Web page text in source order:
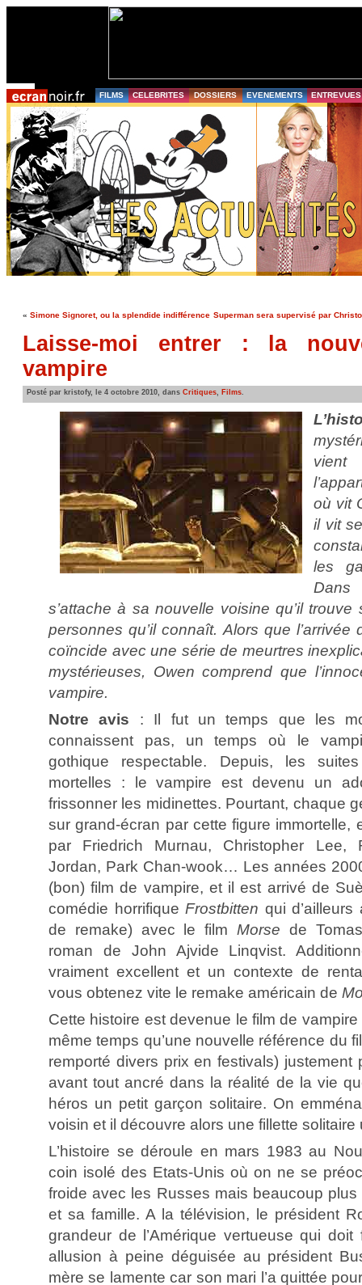
FILMS CELEBRITES DOSSIERS EVENEMENTS ENTREVUES
« Simone Signoret, ou la splendide indifférence Superman sera supervisé par
Laisse-moi entrer : la
vampire
Posté par kristofy, le 4 octobre 2010, dans Critiques, Films.
vient
où vit
il vit
les
s’attache à sa nouvelle voisine qu’il
personnes qu’il connaît. Alors que l’arrivée
coïncide avec une série de meurtres
mystérieuses, Owen comprend que
vampire.
Notre avis : Il fut un temps que les
connaissent pas, un temps où le
gothique respectable. Depuis, les
mortelles : le vampire est devenu un
frissonner les midinettes. Pourtant, chaque
sur grand-écran par cette figure immortelle,
par Friedrich Murnau, Christopher Lee,
Jordan, Park Chan-wook… Les années
(bon) film de vampire, et il est arrivé de
comédie horrifiqueFrostbitten qui
de remake) avec le film Morse de
roman de John Ajvide Linqvist.
vraiment excellent et un contexte de
vous obtenez vite le remake américain de
Cette histoire est devenue le film de
même temps qu’une nouvelle référence du
remporté divers prix en festivals)
avant tout ancré dans la réalité de la vie
héros un petit garçon solitaire. On
voisin et il découvre alors une fillette
L’histoire se déroule en mars 1983 au
coin isolé des Etats-Unis où on ne se
froide avec les Russes mais beaucoup
et sa famille. A la télévision, le président
grandeur de l’Amérique vertueuse qui
allusion à peine déguisée au président
mère se lamente car son mari l’a quittée